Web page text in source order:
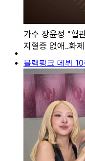
블랙핑크 데뷔